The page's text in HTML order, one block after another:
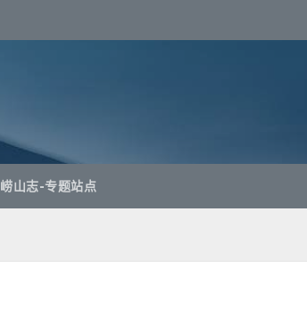
崂山志-专题站点